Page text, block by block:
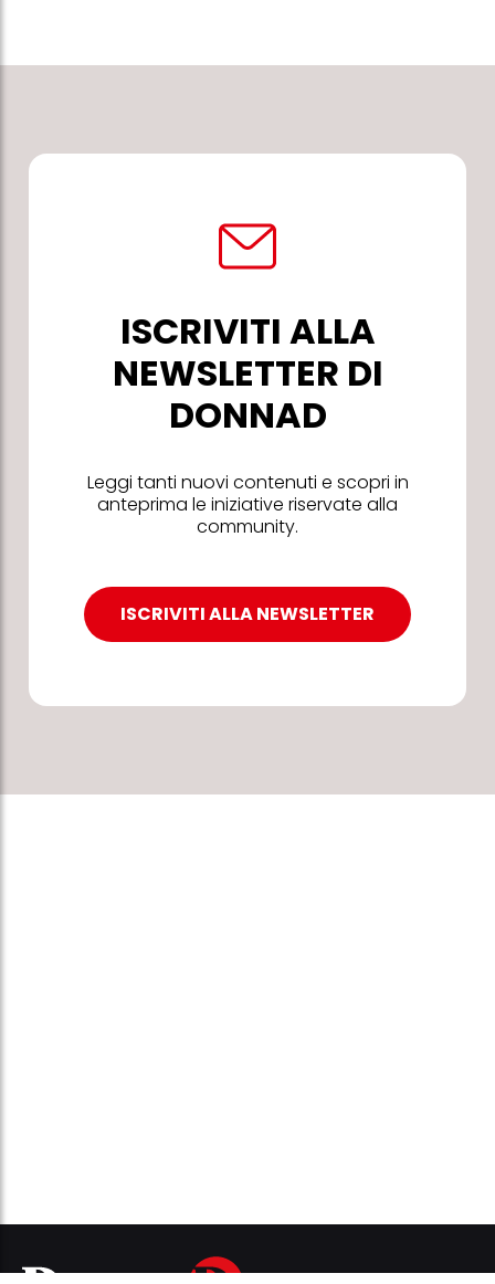
ISCRIVITI ALLA
NEWSLETTER DI
DONNAD
Leggi tanti nuovi contenuti e scopri in
anteprima le iniziative riservate alla
community.
ISCRIVITI ALLA NEWSLETTER